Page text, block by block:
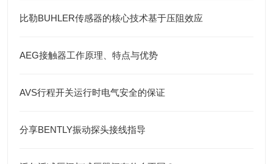
比勒BUHLER传感器的核心技术基于压阻效应
AEG接触器工作原理、特点与优势
AVS行程开关运行时电气安全的保证
分享BENTLY振动探头接线指导